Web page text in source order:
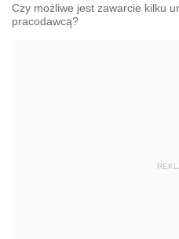
Czy możliwe jest zawarcie kilku
pracodawcą?